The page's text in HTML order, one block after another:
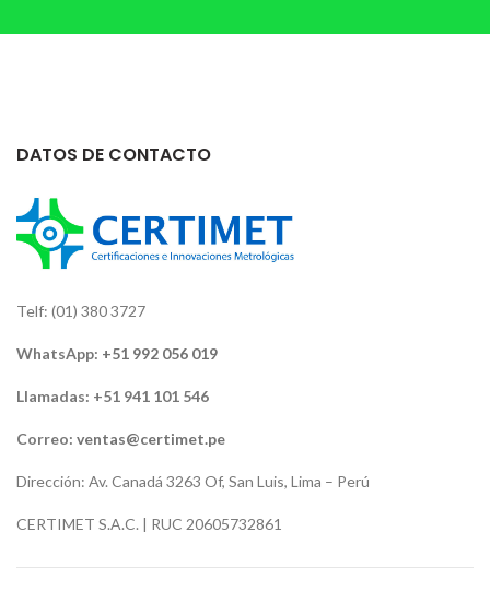
DATOS DE CONTACTO
Telf: (01) 380 3727
WhatsApp: +51 992 056 019
Llamadas: +51 941 101 546
Correo: ventas@certimet.pe
Dirección: Av. Canadá 3263 Of, San Luis, Lima – Perú
CERTIMET S.A.C. | RUC 20605732861